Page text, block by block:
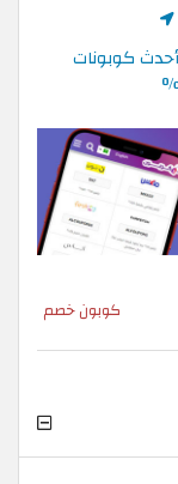
العودة إلى كود خصم ممزورلد 2026 أحدث كوبونات
كوبون خصم